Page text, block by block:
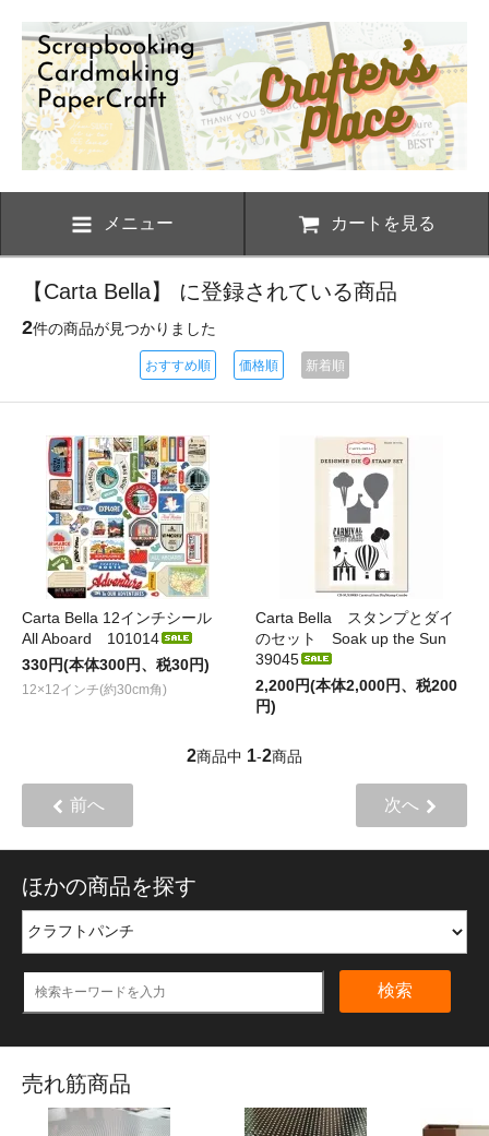
メニュー カートを見る
【Carta Bella】 に登録されている商品
2件の商品が見つかりました
おすすめ順 価格順 新着順
Carta Bella 12インチシール
All Aboard 101014
330円(本体300円、税30円)
12×12インチ(約30cm角)
Carta Bella スタンプとダイ
のセット Soak up the Sun
39045
2,200円(本体2,000円、税200
円)
2商品中 1-2商品
前へ 次へ
ほかの商品を探す
検索
売れ筋商品